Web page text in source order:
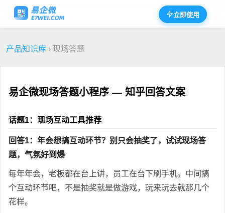
立即使用
产品知识库 › 现场答题
易企微现场答题小程序 — 知乎回答文案
话题1：现场互动工具推荐
回答1：年会想搞互动环节？别只会抽奖了，试试现场答
题，气氛好到爆
每年年会，老板都在台上讲，员工在台下刷手机。中间搞
个互动环节吧，不是抽奖就是做游戏，玩来玩去就那几个
花样。